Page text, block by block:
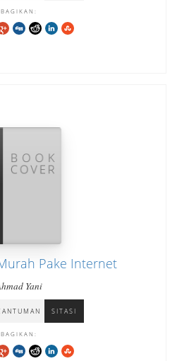
BAGIKAN:
Pake Internet
Yani
SITASI
BAGIKAN: